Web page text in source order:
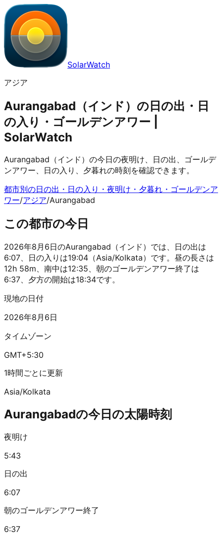
SolarWatch
アジア
Aurangabad（インド）の日の出・日
の入り・ゴールデンアワー |
SolarWatch
Aurangabad（インド）の今日の夜明け、日の出、ゴールデ
ンアワー、日の入り、夕暮れの時刻を確認できます。
都市別の日の出・日の入り・夜明け・夕暮れ・ゴールデンア
ワー/アジア/Aurangabad
この都市の今日
2026年8月6日のAurangabad（インド）では、日の出は
6:07、日の入りは19:04（Asia/Kolkata）です。昼の長さは
12h 58m、南中は12:35、朝のゴールデンアワー終了は
6:37、夕方の開始は18:34です。
現地の日付
2026年8月6日
タイムゾーン
GMT+5:30
1時間ごとに更新
Asia/Kolkata
Aurangabadの今日の太陽時刻
夜明け
5:43
日の出
6:07
朝のゴールデンアワー終了
6:37